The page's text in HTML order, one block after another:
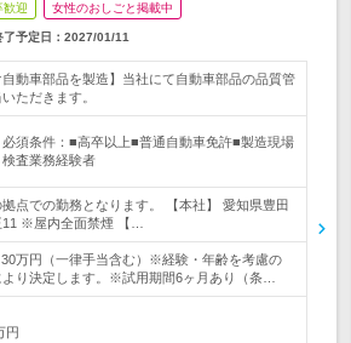
歓迎 女性のおしごと掲載中
了予定日： 2027/01/11
自動車部品を製造】当社にて自動車部品の品質管
ただきます。
必須条件：■高卒以上■普通自動車免許■製造現場
査業務経験者
点での勤務となります。 【本社】 愛知県豊田
11 ※屋内全面禁煙 【…
30万円（一律手当含む）※経験・年齢を考慮の
より決定します。※試用期間6ヶ月あり（条…
円